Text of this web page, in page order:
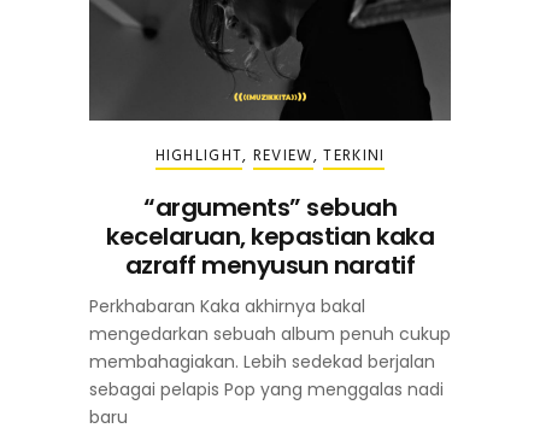
HIGHLIGHT, REVIEW,TERKINI
“arguments” sebuah
kecelaruan, kepastian kaka
azraff menyusun naratif
Perkhabaran Kaka akhirnya bakal
mengedarkan sebuah album penuh cukup
membahagiakan. Lebih sedekad berjalan
sebagai pelapis Pop yang menggalas nadi
baru